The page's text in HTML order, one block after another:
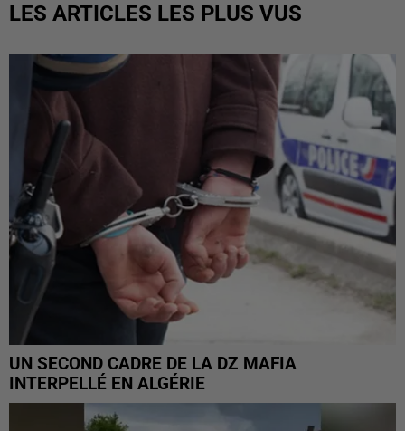
LES ARTICLES LES PLUS VUS
UN SECOND CADRE DE LA DZ MAFIA
INTERPELLÉ EN ALGÉRIE